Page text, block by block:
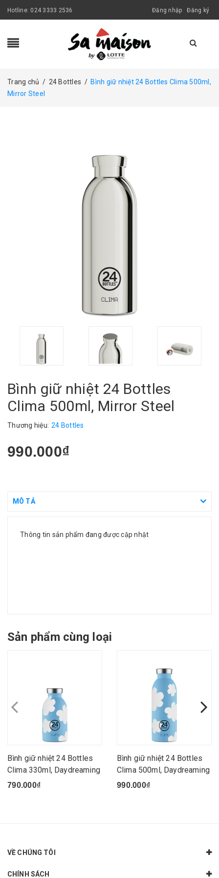
Hotline: 024 3333 2536 Đăng nhập Đăng ký
Trang chủ / 24 Bottles / Bình giữ nhiệt 24 Bottles Clima 500ml,
Mirror Steel
Bình giữ nhiệt 24 Bottles
Clima 500ml, Mirror Steel
Thương hiệu: 24 Bottles
990.000₫
MÔ TẢ
Thông tin sản phẩm đang được cập nhật
Sản phẩm cùng loại
Bình giữ nhiệt 24 Bottles
Clima 330ml, Daydreaming
790.000₫
Bình giữ nhiệt 24 Bottles
Clima 500ml, Daydreaming
990.000₫
VỀ CHÚNG TÔI
CHÍNH SÁCH